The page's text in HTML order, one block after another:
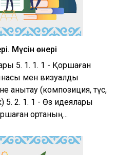
Мүсін өнері
5. 1. 1. 1 - Қоршаған
мен визуалды
анықтау (композиция, түс,
5. 2. 1. 1 - Өз идеялары
ортаның...